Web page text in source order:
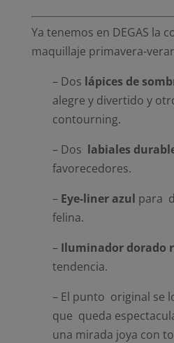
Ya tenemos en DEGAS la
maquillaje primavera-
– Dos lápices de
alegre y divertido y
contourning.
– Dos labiales
favorecedores.
– Eye-liner azul para
felina.
– Iluminador dorado
tendencia.
– El punto original se
que queda
una mirada joya con